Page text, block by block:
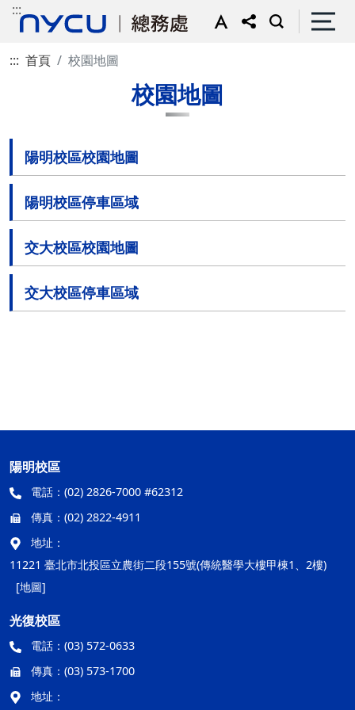
:::
::: 首頁 校園地圖
校園地圖
陽明校區校園地圖
陽明校區停車區域
交大校區校園地圖
交大校區停車區域
陽明校區
電話： (02) 2826-7000 #62312
傳真： (02) 2822-4911
地址：
11221 臺北市北投區立農街二段155號(傳統醫學大樓甲棟1、2樓)
[地圖]
光復校區
電話： (03) 572-0633
傳真： (03) 573-1700
地址：